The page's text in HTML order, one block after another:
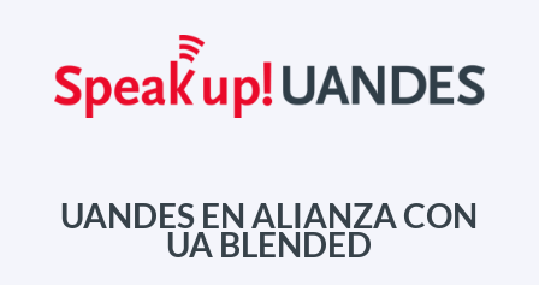
UANDES EN ALIANZA CON
UA BLENDED